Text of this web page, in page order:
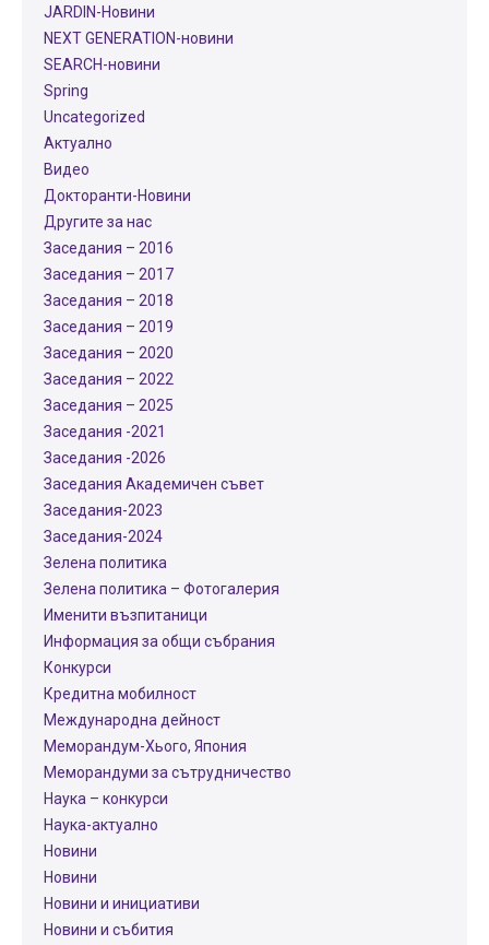
JARDIN-Новини
NEXT GENERATION-новини
SEARCH-новини
Spring
Uncategorized
Актуално
Видео
Докторанти-Новини
Другите за нас
Заседания – 2016
Заседания – 2017
Заседания – 2018
Заседания – 2019
Заседания – 2020
Заседания – 2022
Заседания – 2025
Заседания -2021
Заседания -2026
Заседания Академичен съвет
Заседания-2023
Заседания-2024
Зелена политика
Зелена политика – Фотогалерия
Именити възпитаници
Информация за общи събрания
Конкурси
Кредитна мобилност
Международнa дейност
Меморандум-Хього, Япония
Меморандуми за сътрудничество
Наука – конкурси
Наука-актуално
Новини
Новини
Новини и инициативи
Новини и събития